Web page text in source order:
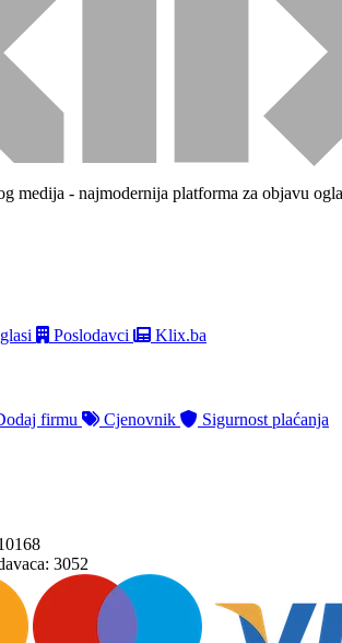
medija - najmodernija platforma za objavu
Poslodavci Klix.ba
firmu Cjenovnik Sigurnost plaćanja
3052